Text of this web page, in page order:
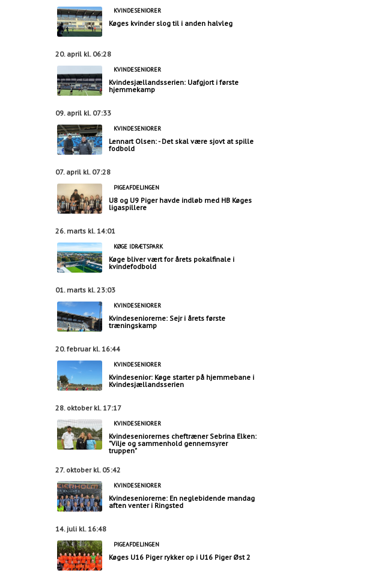
KVINDESENIORER
Køges kvinder slog til i anden halvleg
20. april kl. 06:28
KVINDESENIORER
Kvindesjællandsserien: Uafgjort i første
hjemmekamp
09. april kl. 07:33
KVINDESENIORER
Lennart Olsen: - Det skal være sjovt at spille
fodbold
07. april kl. 07:28
PIGEAFDELINGEN
U8 og U9 Piger havde indløb med HB Køges
ligaspillere
26. marts kl. 14:01
KØGE IDRÆTSPARK
Køge bliver vært for årets pokalfinale i
kvindefodbold
01. marts kl. 23:03
KVINDESENIORER
Kvindeseniorerne: Sejr i årets første
træningskamp
20. februar kl. 16:44
KVINDESENIORER
Kvindesenior: Køge starter på hjemmebane i
Kvindesjællandsserien
28. oktober kl. 17:17
KVINDESENIORER
Kvindeseniorernes cheftræner Sebrina Elken:
"Vilje og sammenhold gennemsyrer
truppen"
27. oktober kl. 05:42
KVINDESENIORER
Kvindeseniorerne: En neglebidende mandag
aften venter i Ringsted
14. juli kl. 16:48
PIGEAFDELINGEN
Køges U16 Piger rykker op i U16 Piger Øst 2